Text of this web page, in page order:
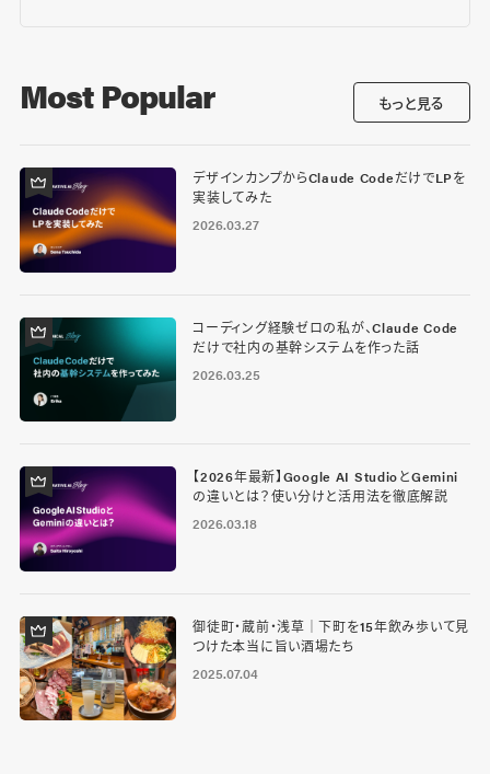
Most Popular もっと見る
デザインカンプからClaude CodeだけでLPを
実装してみた
2026.03.27
コーディング経験ゼロの私が、Claude Code
だけで社内の基幹システムを作った話
2026.03.25
【2026年最新】Google AI StudioとGemini
の違いとは？使い分けと活用法を徹底解説
2026.03.18
御徒町・蔵前・浅草｜下町を15年飲み歩いて見
つけた本当に旨い酒場たち
2025.07.04